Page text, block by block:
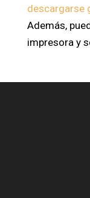
descargarse
Además,
impresora y